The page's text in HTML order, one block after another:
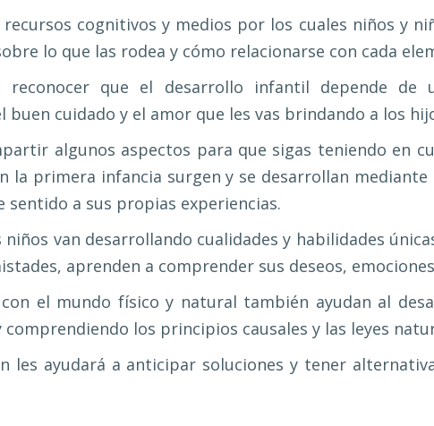
cognitivos y medios por los cuales niños y
lo que las rodea y cómo relacionarse con cada
reconocer que el desarrollo infantil depende de
buen cuidado y el amor que les vas brindando a los
algunos aspectos para que sigas teniendo en
la primera infancia surgen y se desarrollan
sentido a sus propias experiencias.
niños van desarrollando cualidades y habilidades
aprenden a comprender sus deseos,
el mundo físico y natural también ayudan al
comprendiendo los principios causales y las leyes
les ayudará a anticipar soluciones y tener